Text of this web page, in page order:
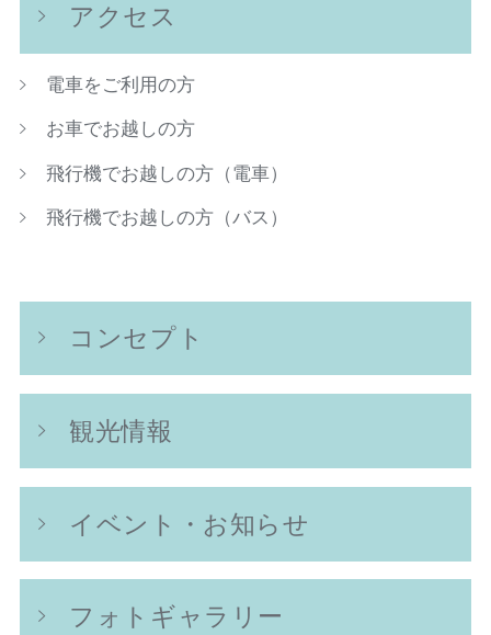
アクセス
電車をご利用の方
お車でお越しの方
飛行機でお越しの方（電車）
飛行機でお越しの方（バス）
コンセプト
観光情報
イベント・お知らせ
フォトギャラリー